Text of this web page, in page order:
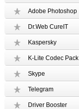
Adobe Photoshop
Dr.Web CureIT
Kaspersky
K-Lite Codec Pack
Skype
Telegram
Driver Booster